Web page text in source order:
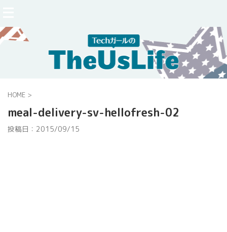
HOME >
meal-delivery-sv-hellofresh-02
投稿日： 2015/09/15